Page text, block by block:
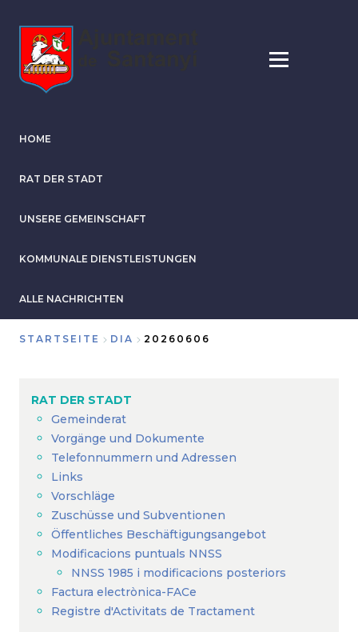
zum
Inhalt
HOME
RAT DER STADT
UNSERE GEMEINSCHAFT
KOMMUNALE DIENSTLEISTUNGEN
ALLE NACHRICHTEN
STARTSEITE DIA 20260606
RAT DER STADT
Gemeinderat
Vorgänge und Dokumente
Telefonnummern und Adressen
Links
Vorschläge
Zuschüsse und Subventionen
Öffentliches Beschäftigungsangebot
Modificacions puntuals NNSS
NNSS 1985 i modificacions posteriors
Factura electrònica-FACe
Registre d'Activitats de Tractament